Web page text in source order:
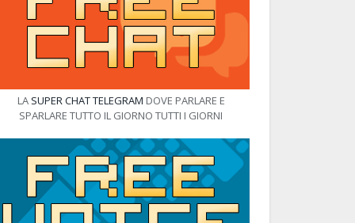
LA SUPER CHAT TELEGRAM DOVE PARLARE E
SPARLARE TUTTO IL GIORNO TUTTI I GIORNI